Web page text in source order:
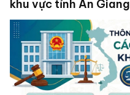
khu vực tỉnh An Giang